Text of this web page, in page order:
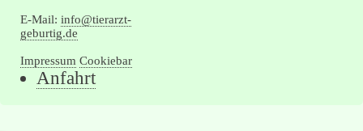
E-Mail: info@tierarzt-
geburtig.de
Impressum Cookiebar
Navigation
Anfahrt